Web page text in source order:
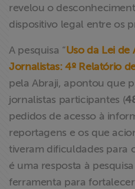
Assine a nossa
Fale Conosco
revelou o
dispositivo legal entre os
A pesquisa “Uso da Lei de
Jornalistas: 4º Relatório
pela Abraji, apontou que
jornalistas participantes (
pedidos de acesso à
reportagens e os que
tiveram dificuldades para
é uma resposta à
ferramenta para